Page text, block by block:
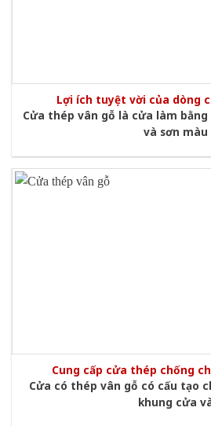
Lợi ích tuyệt vời của dòng
Cửa thép vân gỗ là cửa làm
và sơn màu
Cung cấp cửa thép chống
Cửa có thép vân gỗ có cấu tạo
khung cửa